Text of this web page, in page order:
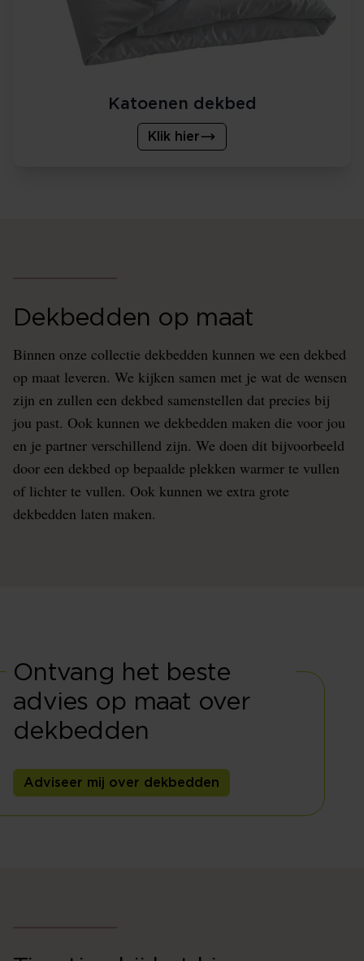
Katoenen dekbed
Klik hier
Dekbedden op maat
Binnen onze collectie dekbedden kunnen we een dekbed
op maat leveren. We kijken samen met je wat de wensen
zijn en zullen een dekbed samenstellen dat precies bij
jou past. Ook kunnen we dekbedden maken die voor jou
en je partner verschillend zijn. We doen dit bijvoorbeeld
door een dekbed op bepaalde plekken warmer te vullen
of lichter te vullen. Ook kunnen we extra grote
dekbedden laten maken.
Ontvang het beste
advies op maat over
dekbedden
Adviseer mij over dekbedden